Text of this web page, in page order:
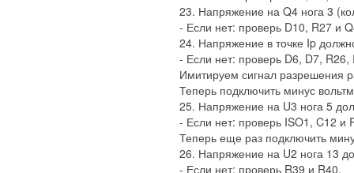
23. Напряжение на Q4 нога 3
- Если нет: проверь D10, R27 и
24. Напряжение в точке Ip
- Если нет: проверь D6, D7,
Имитируем сигнал разрешения
Теперь подключить минус
25. Напряжение на U3 нога 5
- Если нет: проверь ISO1, C12 и
Теперь еще раз подключить
26. Напряжение на U2 нога 13
- Если нет: проверь R39 и R40.